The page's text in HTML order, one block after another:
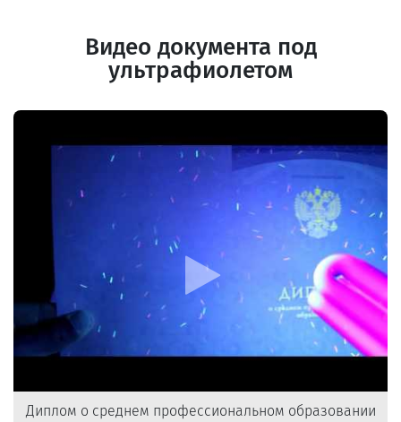
Видео документа под
ультрафиолетом
Диплом о среднем профессиональном образовании